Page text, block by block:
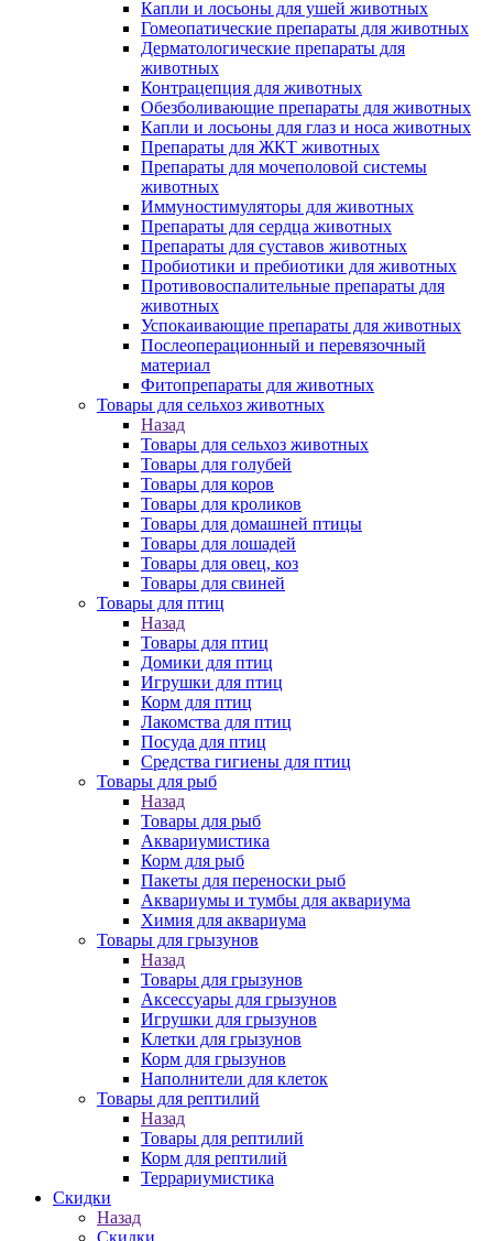
Капли и лосьоны для ушей животных
Гомеопатические препараты для животных
Дерматологические препараты для
животных
Контрацепция для животных
Обезболивающие препараты для животных
Капли и лосьоны для глаз и носа животных
Препараты для ЖКТ животных
Препараты для мочеполовой системы
животных
Иммуностимуляторы для животных
Препараты для сердца животных
Препараты для суставов животных
Пробиотики и пребиотики для животных
Противовоспалительные препараты для
животных
Успокаивающие препараты для животных
Послеоперационный и перевязочный
материал
Фитопрепараты для животных
Товары для сельхоз животных
Назад
Товары для сельхоз животных
Товары для голубей
Товары для коров
Товары для кроликов
Товары для домашней птицы
Товары для лошадей
Товары для овец, коз
Товары для свиней
Товары для птиц
Назад
Товары для птиц
Домики для птиц
Игрушки для птиц
Корм для птиц
Лакомства для птиц
Посуда для птиц
Средства гигиены для птиц
Товары для рыб
Назад
Товары для рыб
Аквариумистика
Корм для рыб
Пакеты для переноски рыб
Аквариумы и тумбы для аквариума
Химия для аквариума
Товары для грызунов
Назад
Товары для грызунов
Аксессуары для грызунов
Игрушки для грызунов
Клетки для грызунов
Корм для грызунов
Наполнители для клеток
Товары для рептилий
Назад
Товары для рептилий
Корм для рептилий
Террариумистика
Скидки
Назад
Скидки